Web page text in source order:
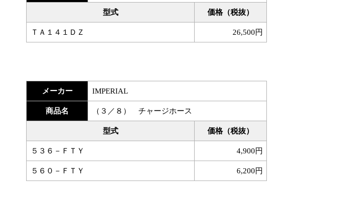
型式 価格（税抜）
ＴＡ１４１ＤＺ 26,500円
メーカー IMPERIAL
商品名 （３／８） チャージホース
型式 価格（税抜）
５３６－ＦＴＹ 4,900円
５６０－ＦＴＹ 6,200円